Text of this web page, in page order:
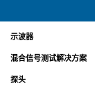
示波器
混合信号测试解决方案
探头